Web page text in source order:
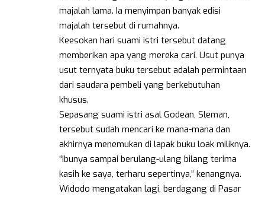
majalah lama. Ia menyimpan banyak edisi
majalah tersebut di rumahnya.
Keesokan hari suami istri tersebut datang
memberikan apa yang mereka cari. Usut punya
usut ternyata buku tersebut adalah permintaan
dari saudara pembeli yang berkebutuhan
khusus.
Sepasang suami istri asal Godean, Sleman,
tersebut sudah mencari ke mana-mana dan
akhirnya menemukan di lapak buku loak miliknya.
“Ibunya sampai berulang-ulang bilang terima
kasih ke saya, terharu sepertinya,” kenangnya.
Widodo mengatakan lagi, berdagang di Pasar